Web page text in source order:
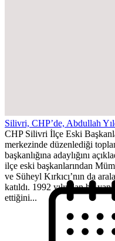
Silivri, CHP’de, Abdullah
CHP Silivri İlçe Eski
merkezinde düzenlediği
başkanlığına adaylığını
ilçe eski başkanlarından
ve Süheyl Kırkıcı’nın da
katıldı. 1992 yılından bu
ettiğini...